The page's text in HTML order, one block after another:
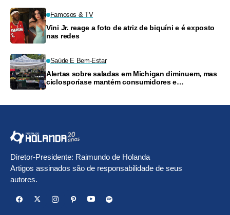
Famosos & TV
Vini Jr. reage a foto de atriz de biquíni e é exposto
nas redes
Saúde E Bem-Estar
Alertas sobre saladas em Michigan diminuem, mas
ciclosporíase mantém consumidores e
Diretor-Presidente: Raimundo de Holanda
Artigos assinados são de responsabilidade de seus
autores.